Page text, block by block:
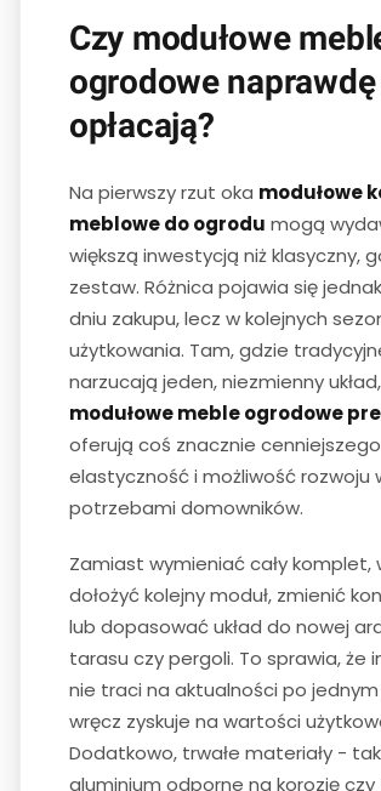
Czy modułowe
ogrodowe
opłacają?
Na pierwszy rzut oka modułowe
meblowe do ogrodu mogą
większą inwestycją niż klasyczny,
zestaw. Różnica pojawia się
dniu zakupu, lecz w kolejnych
użytkowania. Tam, gdzie
narzucają jeden, niezmienny układ,
modułowe meble ogrodowe
oferują coś znacznie
elastyczność i możliwość rozwoju
potrzebami domowników.
Zamiast wymieniać cały komplet,
dołożyć kolejny moduł, zmienić
lub dopasować układ do nowej
tarasu czy pergoli. To sprawia, że
nie traci na aktualności po
wręcz zyskuje na wartości
Dodatkowo, trwałe materiały -
aluminium odporne na korozję czy